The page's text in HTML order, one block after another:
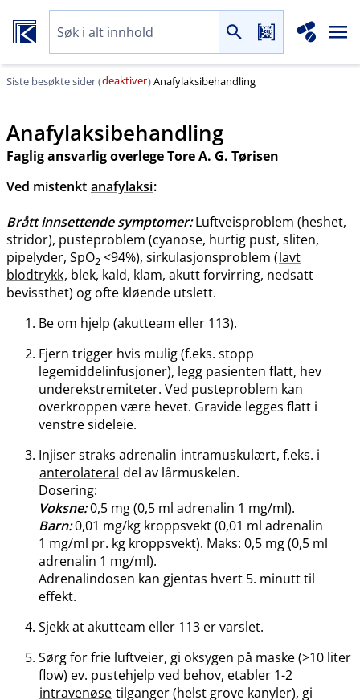
Siste besøkte sider (deaktiver)Anafylaksibehandling
Anafylaksibehandling
Faglig ansvarlig overlege Tore A. G. Tørisen
Ved mistenkt anafylaksi:
Brått innsettende symptomer:Luftveisproblem (heshet,
stridor), pusteproblem (cyanose, hurtig pust, sliten,
pipelyder, SpO2 <94%), sirkulasjonsproblem (lavt
blodtrykk, blek, kald, klam, akutt forvirring, nedsatt
bevissthet) og ofte kløende utslett.
Be om hjelp (akutteam eller 113).
Fjern trigger hvis mulig (f.eks. stopp
legemiddelinfusjoner), legg pasienten flatt, hev
underekstremiteter. Ved pusteproblem kan
overkroppen være hevet. Gravide legges flatt i
venstre sideleie.
Injiser straks adrenalin intramuskulært, f.eks. i
anterolateral del av lårmuskelen.
Dosering:
Voksne:0,5 mg (0,5 ml adrenalin 1 mg​/​ml).
Barn:0,01 mg/kg kroppsvekt (0,01 ml adrenalin
1 mg/ml pr. kg kroppsvekt). Maks: 0,5 mg (0,5 ml
adrenalin 1 mg​/​ml).
Adrenalindosen kan gjentas hvert 5. minutt til
effekt.
Sjekk at akutteam eller 113 er varslet.
Sørg for frie luftveier, gi oksygen på maske (>10 liter
flow) ev. pustehjelp ved behov, etabler 1-2
intravenøse tilganger (helst grove kanyler), gi